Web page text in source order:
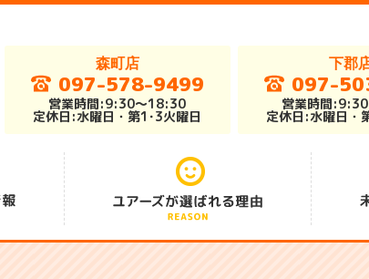
森町店
097-578-9499
営業時間:9:30～18:30
定休日:水曜日・第1･3火曜日
下郡
097-
営業時間
定休日:水曜日・
安さの秘密
総在庫車300台
アフターサポート